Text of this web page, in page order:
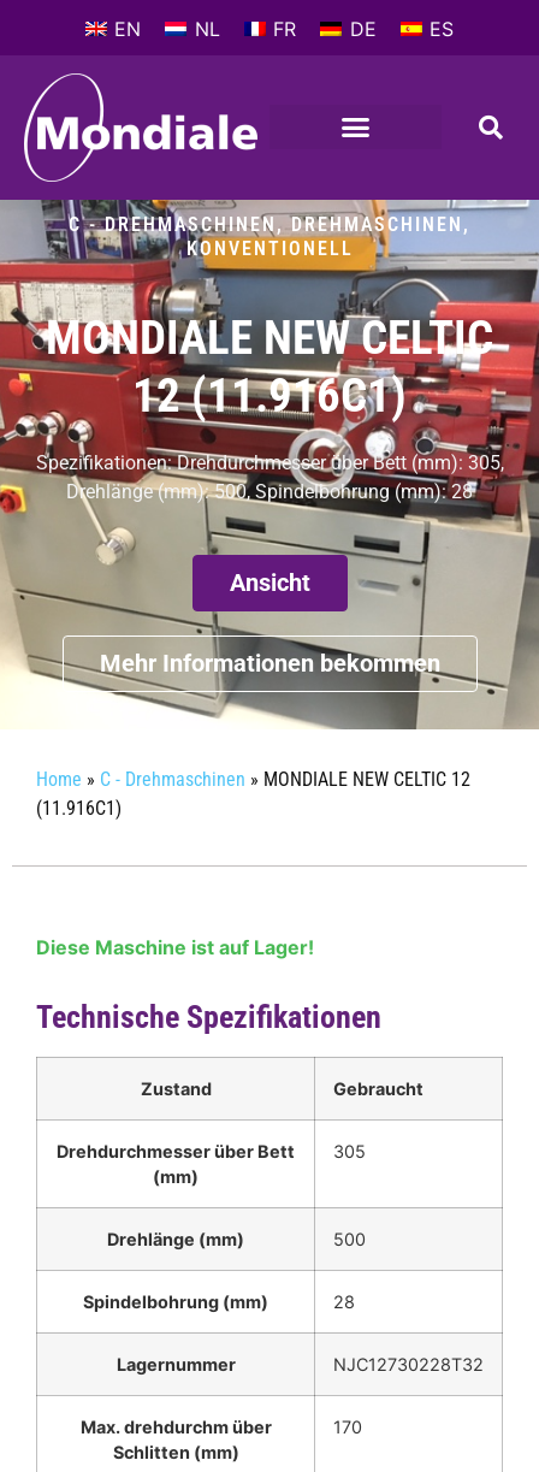
EN NL FR DE ES
C - DREHMASCHINEN ,DREHMASCHINEN,
KONVENTIONELL
MONDIALE NEW CELTIC
12 (11.916C1)
Spezifikationen: Drehdurchmesser über Bett (mm): 305,
Drehlänge (mm): 500, Spindelbohrung (mm): 28
Ansicht
Mehr Informationen bekommen
Home » C - Drehmaschinen » MONDIALE NEW CELTIC 12
(11.916C1)
Diese Maschine ist auf Lager!
Technische Spezifikationen
Zustand Gebraucht
Drehdurchmesser über Bett
(mm)
305
Drehlänge (mm) 500
Spindelbohrung (mm) 28
Lagernummer NJC12730228T32
Max. drehdurchm über
Schlitten (mm)
170